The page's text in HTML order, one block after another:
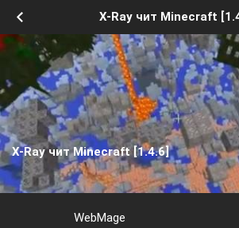
X-Ray чит Minecraft
X-Ray чит Minecraft [1.4.6]
WebMage